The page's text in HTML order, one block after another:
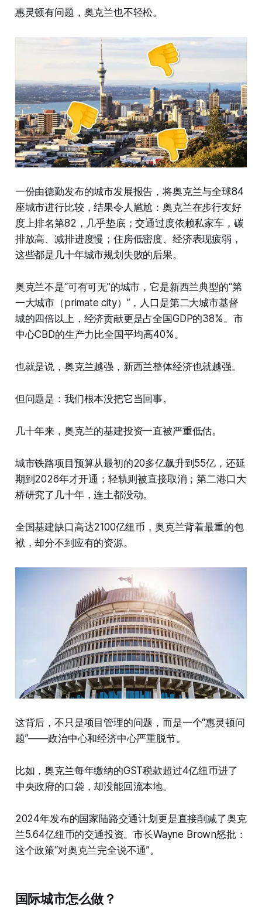
惠灵顿有问题，奥克兰也不轻松。
一份由德勤发布的城市发展报告，将奥克兰与全球84
座城市进行比较，结果令人尴尬：奥克兰在步行友好
度上排名第82，几乎垫底；交通过度依赖私家车，碳
排放高、减排进度慢；住房低密度、经济表现疲弱，
这些都是几十年城市规划失败的后果。
奥克兰不是“可有可无”的城市，它是新西兰典型的“第
一大城市（primate city）”，人口是第二大城市基督
城的四倍以上，经济贡献更是占全国GDP的38%。市
中心CBD的生产力比全国平均高40%。
也就是说，奥克兰越强，新西兰整体经济也就越强。
但问题是：我们根本没把它当回事。
几十年来，奥克兰的基建投资一直被严重低估。
城市铁路项目预算从最初的20多亿飙升到55亿，还延
期到2026年才开通；轻轨则被直接取消；第二港口大
桥研究了几十年，连土都没动。
全国基建缺口高达2100亿纽币，奥克兰背着最重的包
袱，却分不到应有的资源。
这背后，不只是项目管理的问题，而是一个“惠灵顿问
题”——政治中心和经济中心严重脱节。
比如，奥克兰每年缴纳的GST税款超过4亿纽币进了
中央政府的口袋，却没能回流本地。
2024年发布的国家陆路交通计划更是直接削减了奥克
兰5.64亿纽币的交通投资。市长Wayne Brown怒批：
这个政策“对奥克兰完全说不通”。
国际城市怎么做？